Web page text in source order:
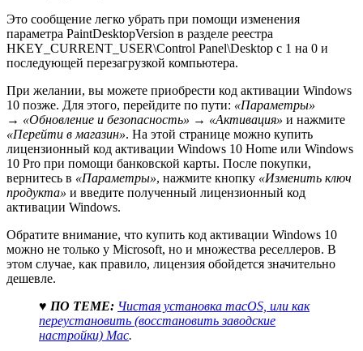
Это сообщение легко убрать при помощи изменения
параметра PaintDesktopVersion в разделе реестра
HKEY_CURRENT_USER\Control Panel\Desktop c 1 на 0 и
последующей перезагрузкой компьютера.
При желании, вы можете приобрести код активации Windows
10 позже. Для этого, перейдите по пути: «Параметры»
→ «Обновление и безопасность» → «Активация» и нажмите
«Перейти в магазин». На этой странице можно купить
лицензионный код активации Windows 10 Home или Windows
10 Pro при помощи банковской карты. После покупки,
вернитесь в «Параметры», нажмите кнопку «Изменить ключ
продукта» и введите полученный лицензионный код
активации Windows.
Обратите внимание, что купить код активации Windows 10
можно не только у Microsoft, но и множества реселлеров. В
этом случае, как правило, лицензия обойдется значительно
дешевле.
♥ ПО ТЕМЕ: Чистая установка macOS, или как
переустановить (восстановить заводские
настройки) Mac.